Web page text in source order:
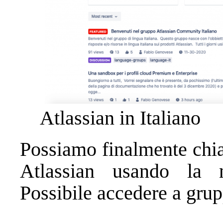
Atlassian in Italiano
Possiamo finalmente
Atlassian usando la
Possibile accedere a